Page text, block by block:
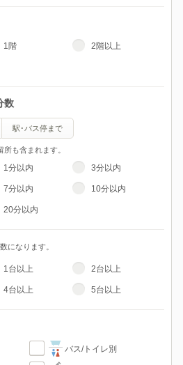
1階 2階以上
数
駅･バス停まで
1分以内 3分以内
7分以内 10分以内
20分以内
も含まれます。
になります。
1台以上 2台以上
4台以上 5台以上
バス/トイレ別